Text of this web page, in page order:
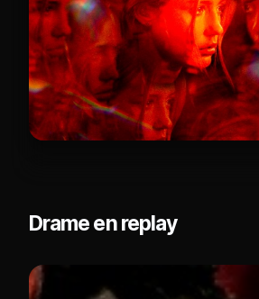
Drame en replay